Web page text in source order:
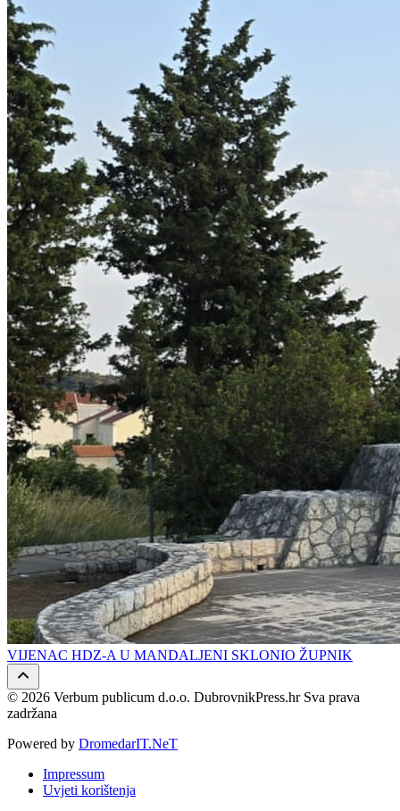
VIJENAC HDZ-A U MANDALJENI SKLONIO ŽUPNIK
© 2026 Verbum publicum d.o.o. DubrovnikPress.hr Sva prava
zadržana
Powered by DromedarIT.NeT
Impressum
Uvjeti korištenja